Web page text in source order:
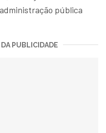
pública
PUBLICIDADE